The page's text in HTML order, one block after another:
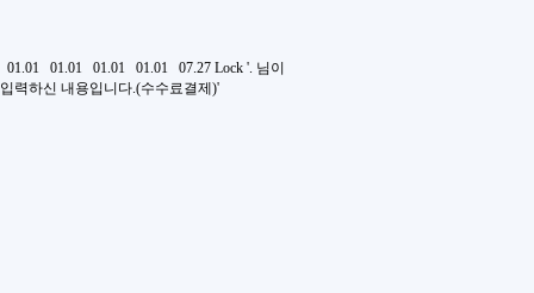
01.01 01.01 01.01 01.01 07.27 Lock '. 님이
입력하신 내용입니다.(수수료결제)'